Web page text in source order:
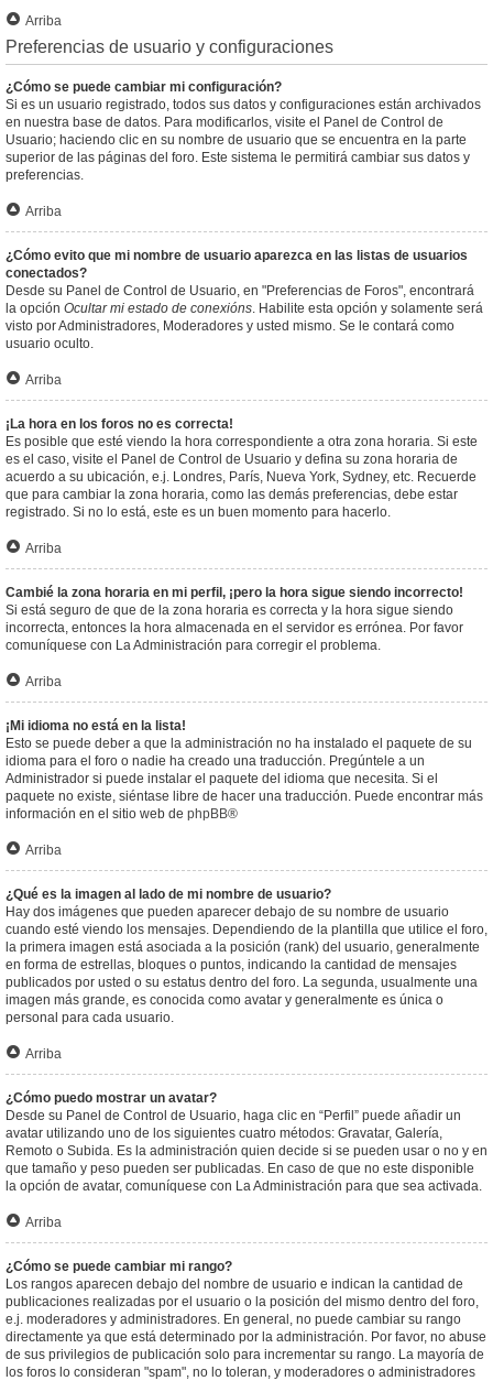
Arriba
Preferencias de usuario y configuraciones
¿Cómo se puede cambiar mi configuración?
Si es un usuario registrado, todos sus datos y configuraciones están archivados
en nuestra base de datos. Para modificarlos, visite el Panel de Control de
Usuario; haciendo clic en su nombre de usuario que se encuentra en la parte
superior de las páginas del foro. Este sistema le permitirá cambiar sus datos y
preferencias.
Arriba
¿Cómo evito que mi nombre de usuario aparezca en las listas de usuarios
conectados?
Desde su Panel de Control de Usuario, en "Preferencias de Foros", encontrará
la opción Ocultar mi estado de conexións. Habilite esta opción y solamente será
visto por Administradores, Moderadores y usted mismo. Se le contará como
usuario oculto.
Arriba
¡La hora en los foros no es correcta!
Es posible que esté viendo la hora correspondiente a otra zona horaria. Si este
es el caso, visite el Panel de Control de Usuario y defina su zona horaria de
acuerdo a su ubicación, e.j. Londres, París, Nueva York, Sydney, etc. Recuerde
que para cambiar la zona horaria, como las demás preferencias, debe estar
registrado. Si no lo está, este es un buen momento para hacerlo.
Arriba
Cambié la zona horaria en mi perfil, ¡pero la hora sigue siendo incorrecto!
Si está seguro de que de la zona horaria es correcta y la hora sigue siendo
incorrecta, entonces la hora almacenada en el servidor es errónea. Por favor
comuníquese con La Administración para corregir el problema.
Arriba
¡Mi idioma no está en la lista!
Esto se puede deber a que la administración no ha instalado el paquete de su
idioma para el foro o nadie ha creado una traducción. Pregúntele a un
Administrador si puede instalar el paquete del idioma que necesita. Si el
paquete no existe, siéntase libre de hacer una traducción. Puede encontrar más
información en el sitio web de phpBB®
Arriba
¿Qué es la imagen al lado de mi nombre de usuario?
Hay dos imágenes que pueden aparecer debajo de su nombre de usuario
cuando esté viendo los mensajes. Dependiendo de la plantilla que utilice el foro,
la primera imagen está asociada a la posición (rank) del usuario, generalmente
en forma de estrellas, bloques o puntos, indicando la cantidad de mensajes
publicados por usted o su estatus dentro del foro. La segunda, usualmente una
imagen más grande, es conocida como avatar y generalmente es única o
personal para cada usuario.
Arriba
¿Cómo puedo mostrar un avatar?
Desde su Panel de Control de Usuario, haga clic en “Perfil” puede añadir un
avatar utilizando uno de los siguientes cuatro métodos: Gravatar, Galería,
Remoto o Subida. Es la administración quien decide si se pueden usar o no y en
que tamaño y peso pueden ser publicadas. En caso de que no este disponible
la opción de avatar, comuníquese con La Administración para que sea activada.
Arriba
¿Cómo se puede cambiar mi rango?
Los rangos aparecen debajo del nombre de usuario e indican la cantidad de
publicaciones realizadas por el usuario o la posición del mismo dentro del foro,
e.j. moderadores y administradores. En general, no puede cambiar su rango
directamente ya que está determinado por la administración. Por favor, no abuse
de sus privilegios de publicación solo para incrementar su rango. La mayoría de
los foros lo consideran "spam", no lo toleran, y moderadores o administradores